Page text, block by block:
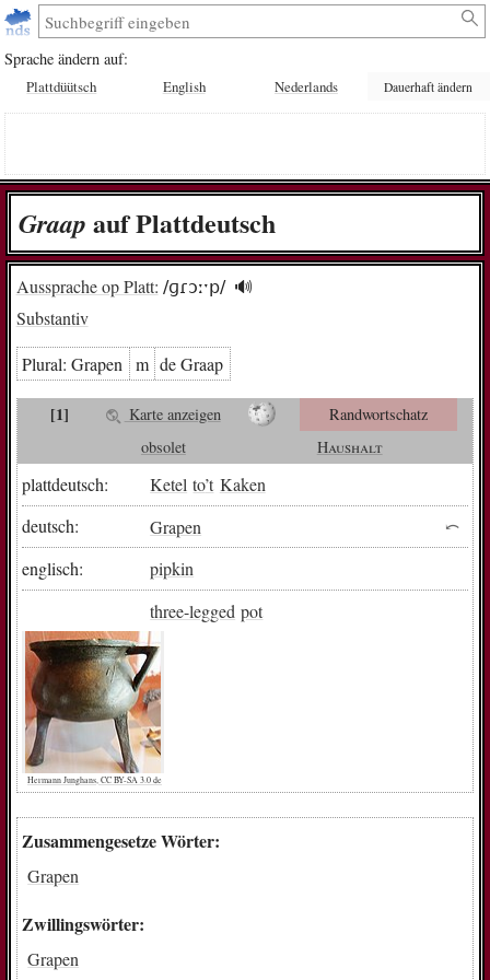
Sprache ändern auf:
Plattdüütsch English Nederlands Dauerhaft ändern
Graap auf Plattdeutsch
Aussprache op Platt: /ɡɾɔːˑp/ 🔊︎
Substantiv
Plural:Gra­pen m de Graap
[1] Karte anzeigen
Randwortschatz
obsolet
Haushalt
plattdeutsch: Ketel to’t Kaken
deutsch:
Grapen
englisch:
pipkin
three-legged pot
Hermann Junghans, CC BY-SA 3.0 de
Zusammengesetze Wörter:
Grapen
Zwillingswörter:
Grapen